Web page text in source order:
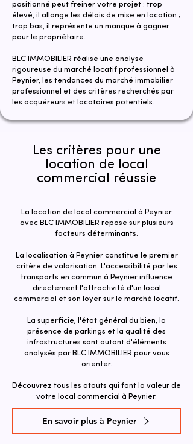
positionné peut freiner votre projet : trop
élevé, il allonge les délais de mise en location ;
trop bas, il représente un manque à gagner
pour le propriétaire.
​​BLC IMMOBILIER réalise une analyse
rigoureuse du marché locatif professionnel à
Peynier, les tendances du marché immobilier
professionnel et des critères recherchés par
les acquéreurs et locataires potentiels.
Les critères pour une
location de local
commercial réussie
La location de local commercial à Peynier
avec BLC IMMOBILIER repose sur plusieurs
facteurs déterminants.
La localisation à Peynier constitue le premier
critère de valorisation. L'accessibilité par les
transports en commun à Peynier influence
directement l'attractivité d'un local
commercial et son loyer sur le marché locatif.
La superficie, l'état général du bien, la
présence de parkings et la qualité des
infrastructures sont autant d'éléments
analysés par BLC IMMOBILIER pour vous
orienter.
Découvrez tous les atouts qui font la valeur de
votre local commercial à Peynier.
En savoir plus à Peynier